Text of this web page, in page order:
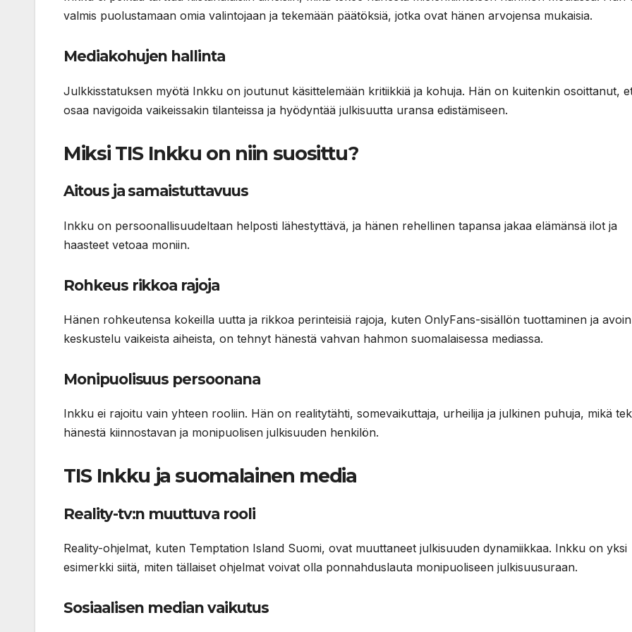
valmis puolustamaan omia valintojaan ja tekemään päätöksiä, jotka ovat hänen arvojensa mukaisia.
Mediakohujen hallinta
Julkkisstatuksen myötä Inkku on joutunut käsittelemään kritiikkiä ja kohuja. Hän on kuitenkin osoittanut,
osaa navigoida vaikeissakin tilanteissa ja hyödyntää julkisuutta uransa edistämiseen.
Miksi TIS Inkku on niin suosittu?
Aitous ja samaistuttavuus
Inkku on persoonallisuudeltaan helposti lähestyttävä, ja hänen rehellinen tapansa jakaa elämänsä ilot ja
haasteet vetoaa moniin.
Rohkeus rikkoa rajoja
Hänen rohkeutensa kokeilla uutta ja rikkoa perinteisiä rajoja, kuten OnlyFans-sisällön tuottaminen ja avoin
keskustelu vaikeista aiheista, on tehnyt hänestä vahvan hahmon suomalaisessa mediassa.
Monipuolisuus persoonana
Inkku ei rajoitu vain yhteen rooliin. Hän on realitytähti, somevaikuttaja, urheilija ja julkinen puhuja, mikä
hänestä kiinnostavan ja monipuolisen julkisuuden henkilön.
TIS Inkku ja suomalainen media
Reality-tv:n muuttuva rooli
Reality-ohjelmat, kuten Temptation Island Suomi, ovat muuttaneet julkisuuden dynamiikkaa. Inkku on yksi
esimerkki siitä, miten tällaiset ohjelmat voivat olla ponnahduslauta monipuoliseen julkisuusuraan.
Sosiaalisen median vaikutus